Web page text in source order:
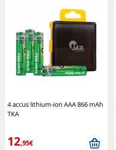
4 accus lithium-ion AAA 866 mAh
TKA
12,95€